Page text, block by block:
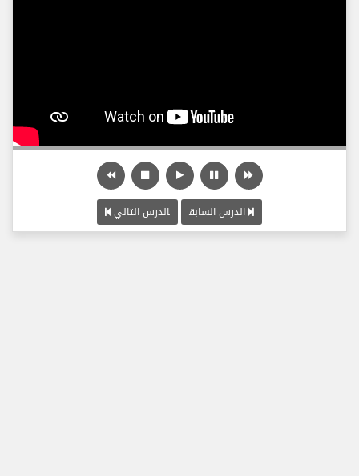
الدرس السابق الدرس التالي